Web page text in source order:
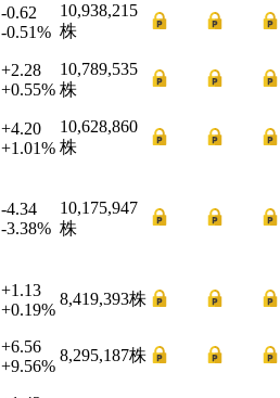
-0.62
-0.51%
10,938,215
株
+2.28
+0.55%
10,789,535
株
+4.20
+1.01%
10,628,860
株
-4.34
-3.38%
10,175,947
株
+1.13
+0.19%
8,419,393株
+6.56
+9.56%
8,295,187株